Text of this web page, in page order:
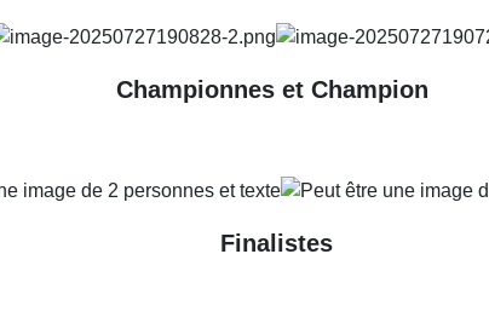
Championnes et Champion
Finalistes